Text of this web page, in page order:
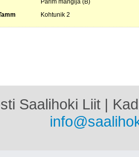
Parim mängija (B)
Kohtunik 2
Saalihoki Liit |